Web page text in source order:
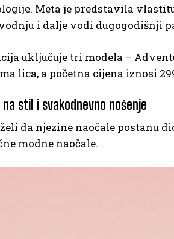
Meta je predstavila
i dalje vodi dugogodišnji
uključuje tri modela –
lica, a početna cijena iznosi
na stil i svakodnevno nošenje
da njezine naočale postanu
modne naočale.